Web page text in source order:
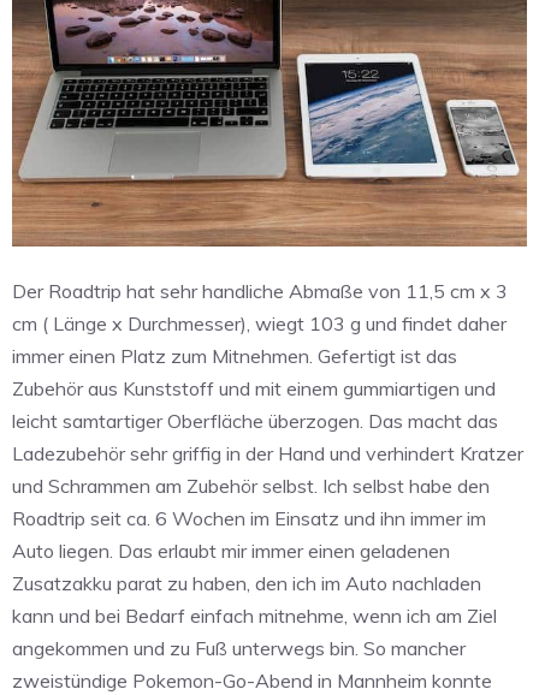
Der Roadtrip hat sehr handliche Abmaße von 11,5 cm x 3
cm ( Länge x Durchmesser), wiegt 103 g und findet daher
immer einen Platz zum Mitnehmen. Gefertigt ist das
Zubehör aus Kunststoff und mit einem gummiartigen und
leicht samtartiger Oberfläche überzogen. Das macht das
Ladezubehör sehr griffig in der Hand und verhindert Kratzer
und Schrammen am Zubehör selbst. Ich selbst habe den
Roadtrip seit ca. 6 Wochen im Einsatz und ihn immer im
Auto liegen. Das erlaubt mir immer einen geladenen
Zusatzakku parat zu haben, den ich im Auto nachladen
kann und bei Bedarf einfach mitnehme, wenn ich am Ziel
angekommen und zu Fuß unterwegs bin. So mancher
zweistündige Pokemon-Go-Abend in Mannheim konnte